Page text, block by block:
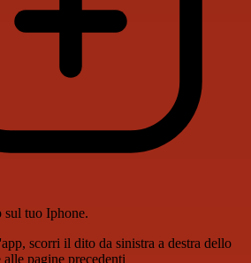
sul tuo Iphone.
scorri il dito da sinistra a destra dello
pagine precedenti